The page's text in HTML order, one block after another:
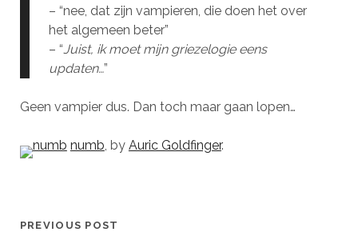
– “nee, dat zijn vampieren, die doen het over
het algemeen beter”
– “Juist, ik moet mijn griezelogie eens
updaten…”
Geen vampier dus. Dan toch maar gaan lopen…
numb, by Auric Goldfinger.
PREVIOUS POST